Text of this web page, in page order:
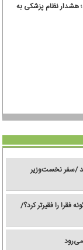
هشدار نظام پزشکی به
/سفر نخست‌وزیر
فقرا را فقیرتر کرد؟/